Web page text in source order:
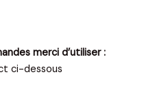
merci d’utiliser :
ci-dessous